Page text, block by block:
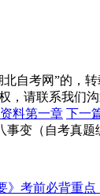
自考网”的，
，请联系我们
料第一章 下一
变（自考真题
考前必背重点